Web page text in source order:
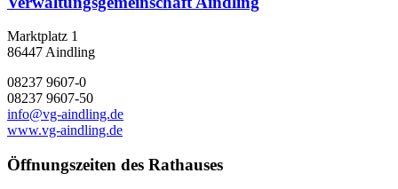
Marktplatz 1
86447 Aindling
08237 9607-0
08237 9607-50
info@vg-aindling.de
www.vg-aindling.de
Öffnungszeiten des Rathauses